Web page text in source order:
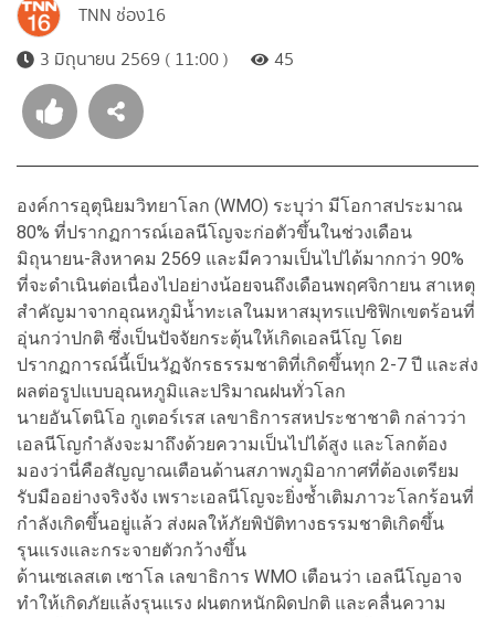
TNN ช่อง16
3 มิถุนายน 2569 ( 11:00 )
45
องค์การอุตุนิยมวิทยาโลก (WMO) ระบุว่า มีโอกาสประมาณ
80% ที่ปรากฏการณ์เอลนีโญจะก่อตัวขึ้นในช่วงเดือน
มิถุนายน-สิงหาคม 2569 และมีความเป็นไปได้มากกว่า 90%
ที่จะดำเนินต่อเนื่องไปอย่างน้อยจนถึงเดือนพฤศจิกายน สาเหตุ
สำคัญมาจากอุณหภูมิน้ำทะเลในมหาสมุทรแปซิฟิกเขตร้อนที่
อุ่นกว่าปกติ ซึ่งเป็นปัจจัยกระตุ้นให้เกิดเอลนีโญ โดย
ปรากฏการณ์นี้เป็นวัฏจักรธรรมชาติที่เกิดขึ้นทุก 2-7 ปี และส่ง
ผลต่อรูปแบบอุณหภูมิและปริมาณฝนทั่วโลก
นายอันโตนิโอ กูเตอร์เรส เลขาธิการสหประชาชาติ กล่าวว่า
เอลนีโญกำลังจะมาถึงด้วยความเป็นไปได้สูง และโลกต้อง
มองว่านี่คือสัญญาณเตือนด้านสภาพภูมิอากาศที่ต้องเตรียม
รับมืออย่างจริงจัง เพราะเอลนีโญจะยิ่งซ้ำเติมภาวะโลกร้อนที่
กำลังเกิดขึ้นอยู่แล้ว ส่งผลให้ภัยพิบัติทางธรรมชาติเกิดขึ้น
รุนแรงและกระจายตัวกว้างขึ้น
ด้านเซเลสเต เซาโล เลขาธิการ WMO เตือนว่า เอลนีโญอาจ
ทำให้เกิดภัยแล้งรุนแรง ฝนตกหนักผิดปกติ และคลื่นความ